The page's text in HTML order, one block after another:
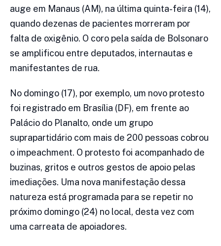
auge em Manaus (AM), na última quinta-feira (14),
quando dezenas de pacientes morreram por
falta de oxigênio. O coro pela saída de Bolsonaro
se amplificou entre deputados, internautas e
manifestantes de rua.
No domingo (17), por exemplo, um novo protesto
foi registrado em Brasília (DF), em frente ao
Palácio do Planalto, onde um grupo
suprapartidário com mais de 200 pessoas cobrou
o impeachment. O protesto foi acompanhado de
buzinas, gritos e outros gestos de apoio pelas
imediações. Uma nova manifestação dessa
natureza está programada para se repetir no
próximo domingo (24) no local, desta vez com
uma carreata de apoiadores.